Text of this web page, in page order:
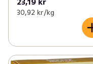
30,92 kr /kg